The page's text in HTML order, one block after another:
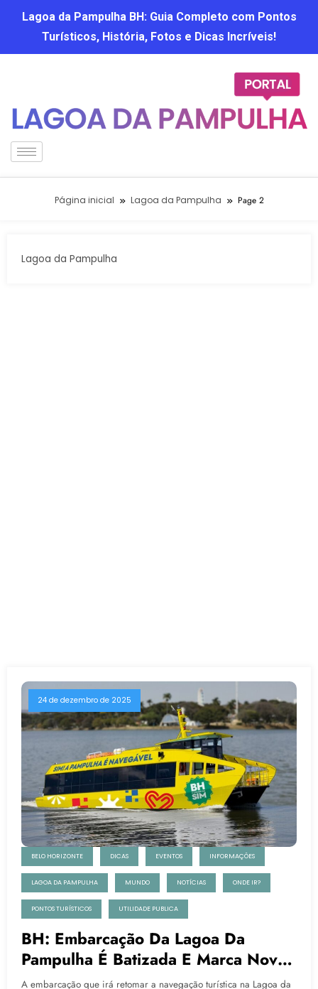
Lagoa da Pampulha BH: Guia Completo com Pontos
Turísticos, História, Fotos e Dicas Incríveis!
Página inicial Lagoa da Pampulha Page 2
Lagoa da Pampulha
24 de dezembro de 2025
BELO HORIZONTE DICAS EVENTOS INFORMAÇÕES
LAGOA DA PAMPULHA MUNDO NOTÍCIAS ONDE IR?
PONTOS TURÍSTICOS UTILIDADE PUBLICA
BH: Embarcação Da Lagoa Da
Pampulha É Batizada E Marca Nova
Fase Do Turismo Na Capital
A embarcação que irá retomar a navegação turística na Lagoa da